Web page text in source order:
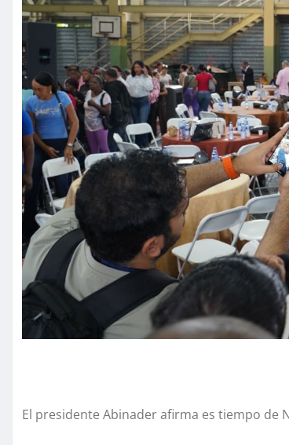
El presidente Abinader afirma es tiempo de